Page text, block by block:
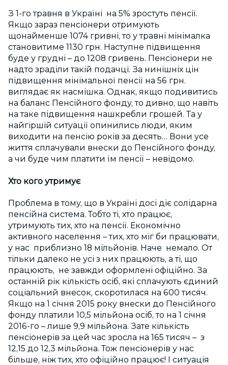
З 1-го травня в Україні на 5% зростуть пенсії.
Якщо зараз пенсіонери отримують
щонайменше 1074 гривні, то у травні мінімалка
становитиме 1130 грн. Наступне підвищення
буде у грудні – до 1208 гривень. Пенсіонери не
надто зраділи такій подачці. За нинішніх цін
підвищення мінімальної пенсії на 56 грн.
виглядає як насмішка. Однак, якщо подивитись
на баланс Пенсійного фонду, то дивно, що навіть
на таке підвищення нашкребли грошей. Та у
найгіршій ситуації опинились люди, яким
виходити на пенсію років за десять… Вони усе
життя сплачували внески до Пенсійного фонду,
а чи буде чим платити їм пенсії – невідомо.
Хто кого утримує
Проблема в тому, що в Україні досі діє солідарна
пенсійна система. Тобто ті, хто працює,
утримують тих, хто на пенсії. Економічно
активного населення – тих, хто міг би працювати,
у нас приблизно 18 мільйонів. Наче немало. От
тільки далеко не усі з них працюють, а ті, що
працюють, не завжди оформлені офіційно. За
останній рік кількість осіб, які сплачують єдиний
соціальний внесок, скоротилася на 600 тисяч.
Якщо на 1 січня 2015 року внески до Пенсійного
фонду платили 10,5 мільйона осіб, то на 1 січня
2016-го – лише 9,9 мільйона. Зате кількість
пенсіонерів за цей час зросла на 165 тисяч – з
12,15 до 12,3 мільйона. Тож пенсіонерів у нас
більше, ніж тих, хто офіційно працює! І ситуація